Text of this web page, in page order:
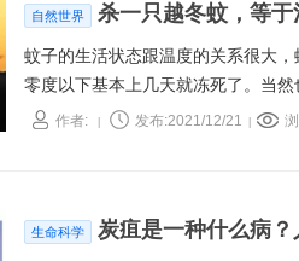
自然世界 杀一只越冬蚊，等
蚊子的生活状态跟温度的关系很大
零度以下基本上几天就冻死了。当
实力。所以，每到秋天的时候，蚊
作者: 发布:2021/12/21
生命科学 炭疽是一种什么病